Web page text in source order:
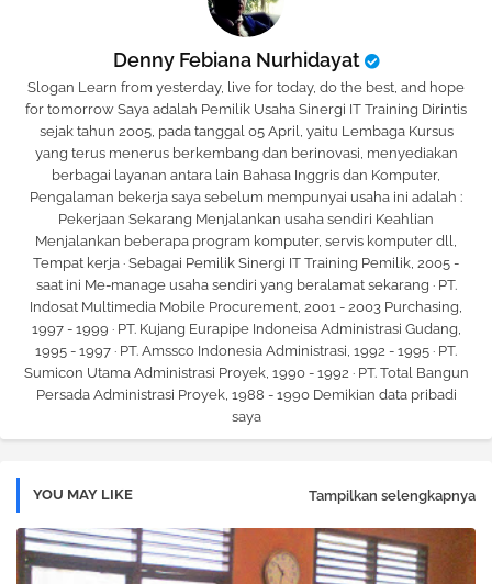
Denny Febiana Nurhidayat
Slogan Learn from yesterday, live for today, do the best, and hope
for tomorrow Saya adalah Pemilik Usaha Sinergi IT Training Dirintis
sejak tahun 2005, pada tanggal 05 April, yaitu Lembaga Kursus
yang terus menerus berkembang dan berinovasi, menyediakan
berbagai layanan antara lain Bahasa Inggris dan Komputer,
Pengalaman bekerja saya sebelum mempunyai usaha ini adalah :
Pekerjaan Sekarang Menjalankan usaha sendiri Keahlian
Menjalankan beberapa program komputer, servis komputer dll,
Tempat kerja · Sebagai Pemilik Sinergi IT Training Pemilik, 2005 -
saat ini Me-manage usaha sendiri yang beralamat sekarang · PT.
Indosat Multimedia Mobile Procurement, 2001 - 2003 Purchasing,
1997 - 1999 · PT. Kujang Eurapipe Indoneisa Administrasi Gudang,
1995 - 1997 · PT. Amssco Indonesia Administrasi, 1992 - 1995 · PT.
Sumicon Utama Administrasi Proyek, 1990 - 1992 · PT. Total Bangun
Persada Administrasi Proyek, 1988 - 1990 Demikian data pribadi
saya
YOU MAY LIKE Tampilkan selengkapnya